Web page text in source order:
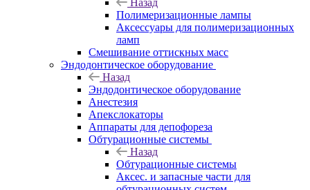
Назад
Полимеризационные лампы
Аксессуары для полимеризационных
ламп
Смешивание оттискных масс
Эндодонтическое оборудование
Назад
Эндодонтическое оборудование
Анестезия
Апекслокаторы
Аппараты для депофореза
Обтурационные системы
Назад
Обтурационные системы
Аксес. и запасные части для